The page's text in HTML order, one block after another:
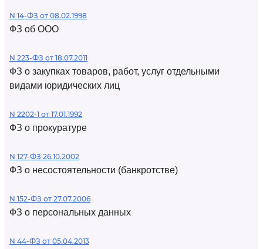
N 14-ФЗ от 08.02.1998
ФЗ об ООО
N 223-ФЗ от 18.07.2011
ФЗ о закупках товаров, работ, услуг отдельными
видами юридических лиц
N 2202-1 от 17.01.1992
ФЗ о прокуратуре
N 127-ФЗ 26.10.2002
ФЗ о несостоятельности (банкротстве)
N 152-ФЗ от 27.07.2006
ФЗ о персональных данных
N 44-ФЗ от 05.04.2013